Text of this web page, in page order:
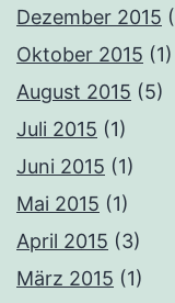
Dezember 2015
Oktober 2015 (1)
August 2015 (5)
Juli 2015 (1)
Juni 2015 (1)
Mai 2015 (1)
April 2015 (3)
März 2015 (1)